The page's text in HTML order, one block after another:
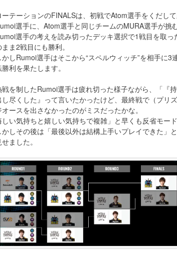
ーテーションのFINALSは、初戦でAtom選手をくだし
選手に、Atom選手と同じチームのMURA選手が挑
選手の考えを読み切ったデッキ選択で1戦目を取っ
ま2戦目にも勝利。
かしRumoi選手はそこから“スペルウィッチ”を相手に3
利を果たします。
戦を制したRumoi選手は疲れ切った様子ながら、「『
し尽くした』って言いたかったけど、最終戦で（プリズ
オースを出さなかったのがミスだったかな。
しい気持ちと嬉しい気持ちで複雑」と早くも反省モード
かしその後は「最後以外は結構上手いプレイできた」
ました。